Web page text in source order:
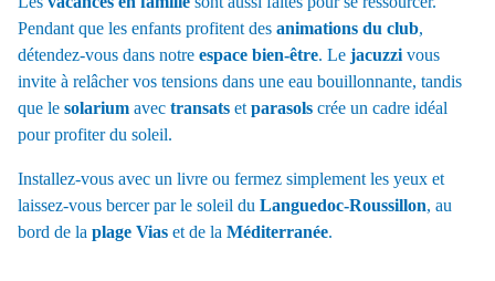
Pendant que les enfants profitent des animations du club,
détendez-vous dans notre espace bien-être. Le jacuzzi vous
invite à relâcher vos tensions dans une eau bouillonnante, tandis
que le solarium avec transats et parasols crée un cadre idéal
pour profiter du soleil.
Installez-vous avec un livre ou fermez simplement les yeux et
laissez-vous bercer par le soleil du Languedoc-Roussillon, au
bord de la plage Vias et de la Méditerranée.